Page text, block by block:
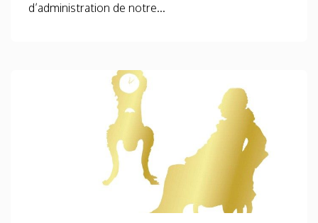
d’administration de notre...